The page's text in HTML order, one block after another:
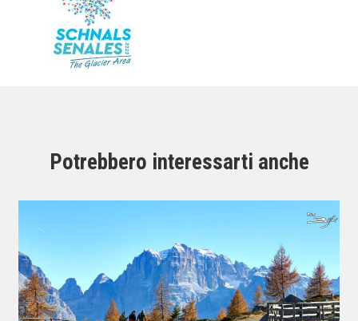
Potrebbero interessarti anche